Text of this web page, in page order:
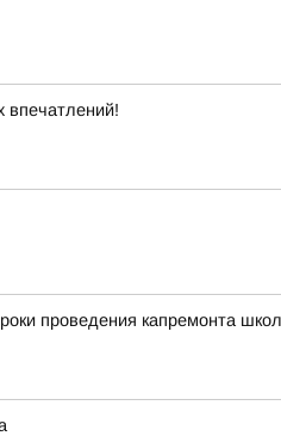
впечатлений!
проведения капремонта